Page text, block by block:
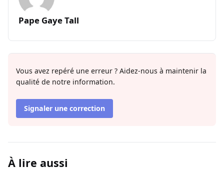
Pape Gaye Tall
Vous avez repéré une erreur ? Aidez-nous à maintenir la
qualité de notre information.
Signaler une correction
À lire aussi